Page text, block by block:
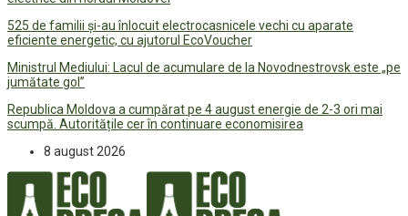
525 de familii și-au înlocuit electrocasnicele vechi cu aparate
eficiente energetic, cu ajutorul EcoVoucher
Ministrul Mediului: Lacul de acumulare de la Novodnestrovsk este „pe
jumătate gol”
Republica Moldova a cumpărat pe 4 august energie de 2-3 ori mai
scumpă. Autoritățile cer în continuare economisirea
8 august 2026